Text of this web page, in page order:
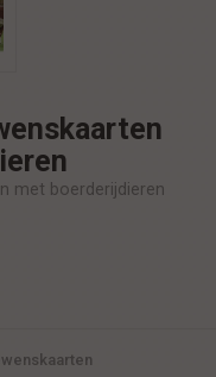
met boerderijdieren